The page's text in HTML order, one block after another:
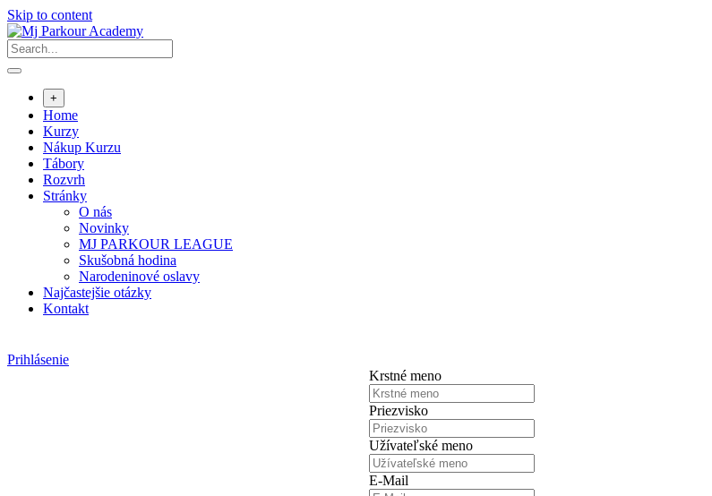
Skip to content
+
Home
Kurzy
Nákup Kurzu
Tábory
Rozvrh
Stránky
O nás
Novinky
MJ PARKOUR LEAGUE
Skušobná hodina
Narodeninové oslavy
Najčastejšie otázky
Kontakt
Prihlásenie
Krstné meno
Priezvisko
Užívateľské meno
E-Mail